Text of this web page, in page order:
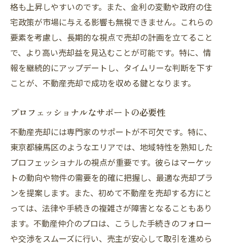
格も上昇しやすいのです。また、金利の変動や政府の住
宅政策が市場に与える影響も無視できません。これらの
要素を考慮し、長期的な視点で売却の計画を立てること
で、より高い売却益を見込むことが可能です。特に、情
報を継続的にアップデートし、タイムリーな判断を下す
ことが、不動産売却で成功を収める鍵となります。
プロフェッショナルなサポートの必要性
不動産売却には専門家のサポートが不可欠です。特に、
東京都練馬区のようなエリアでは、地域特性を熟知した
プロフェッショナルの視点が重要です。彼らはマーケッ
トの動向や物件の需要を的確に把握し、最適な売却プラ
ンを提案します。また、初めて不動産を売却する方にと
っては、法律や手続きの複雑さが障害となることもあり
ます。不動産仲介のプロは、こうした手続きのフォロー
や交渉をスムーズに行い、売主が安心して取引を進めら